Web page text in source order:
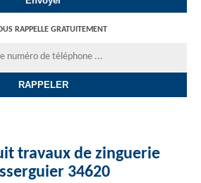
RAPPELLE GRATUITEMENT
travaux de zinguerie
34620